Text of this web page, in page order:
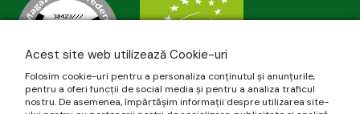
Acest site web utilizează Cookie-uri
Folosim cookie-uri pentru a personaliza conținutul și anunțurile,
pentru a oferi funcții de social media și pentru a analiza traficul
nostru. De asemenea, împărtășim informații despre utilizarea site-